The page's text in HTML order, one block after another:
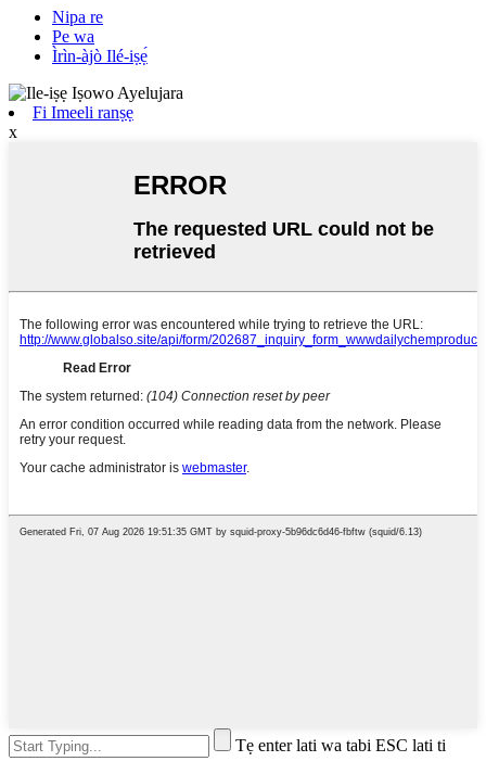
Nipa re
Pe wa
Ìrìn-àjò Ilé-iṣẹ́
Fi Imeeli ranṣẹ
x
Tẹ enter lati wa tabi ESC lati ti